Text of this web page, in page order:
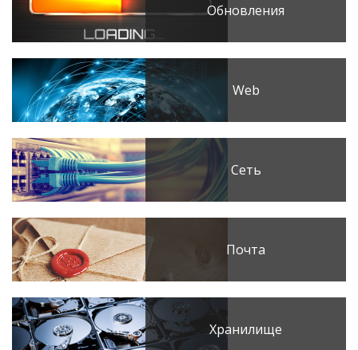
Обновления
Web
Сеть
Почта
Хранилище